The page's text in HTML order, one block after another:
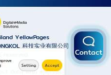
YellowPages
科技实业有限公司
data with encrypt.
Contact
Setting Accept